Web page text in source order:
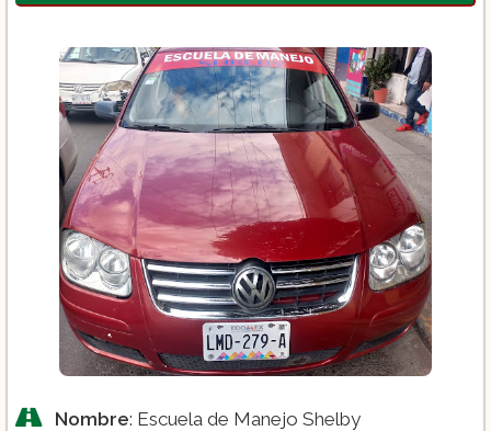
Curso En Tu Auto
Nombre: Escuela de Manejo Shelby